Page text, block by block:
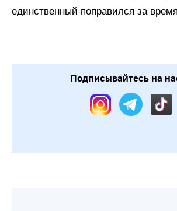
единственный поправился за
Подписывайтесь на